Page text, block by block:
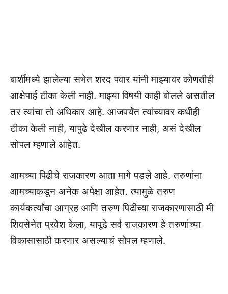
बार्शीमध्ये झालेल्या सभेत शरद पवार यांनी माझ्यावर कोणतीही
आक्षेपार्ह टीका केली नाही. माझ्या विषयी काही बोलले असतील
तर त्यांचा तो अधिकार आहे. आजपर्यंत त्यांच्यावर कधीही
टीका केली नाही, यापुढे देखील करणार नाही, असं देखील
सोपल म्हणाले आहेत.
आमच्या पिढीचे राजकारण आता मागे पडले आहे. तरुणांना
आमच्याकडून अनेक अपेक्षा आहेत. त्यामुळे तरुण
कार्यकर्त्यांचा आग्रह आणि तरुण पिढीच्या राजकारणासाठी मी
शिवसेनेत प्रवेश केला, यापूढे सर्व राजकारण हे तरुणांच्या
विकासासाठी करणार असल्याचं सोपल म्हणाले.